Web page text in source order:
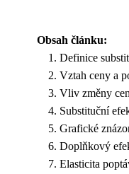
Obsah článku:
Definice
Vztah ceny a
Vliv změny
Substituční
Grafické
Doplňkový
Elasticita